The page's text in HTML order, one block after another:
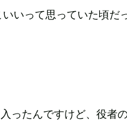
いって思っていた頃だ
ったんですけど、役者